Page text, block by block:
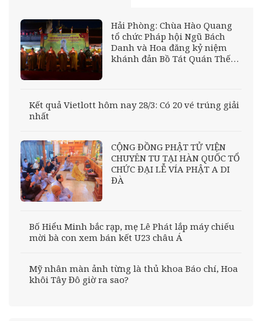
Hải Phòng: Chùa Hào Quang
tổ chức Pháp hội Ngũ Bách
Danh và Hoa đăng kỷ niệm
khánh đản Bồ Tát Quán Thế
Kết quả Vietlott hôm nay 28/3: Có 20 vé trúng giải
nhất
CỘNG ĐỒNG PHẬT TỬ VIỆN
CHUYÊN TU TẠI HÀN QUỐC TỔ
CHỨC ĐẠI LỄ VÍA PHẬT A DI
ĐÀ
Bố Hiểu Minh bắc rạp, mẹ Lê Phát lắp máy chiếu
mời bà con xem bán kết U23 châu Á
Mỹ nhân màn ảnh từng là thủ khoa Báo chí, Hoa
khôi Tây Đô giờ ra sao?